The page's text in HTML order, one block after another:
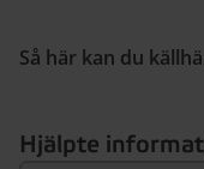
Så här kan du
Hjälpte